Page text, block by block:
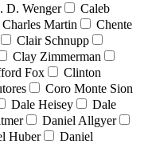
D. Wenger
Caleb
Charles Martin
Chente
Clair Schnupp
Clay Zimmerman
Fox
Clinton
Coro Monte Sion
Dale Heisey
Dale
Daniel Allgyer
Huber
Daniel